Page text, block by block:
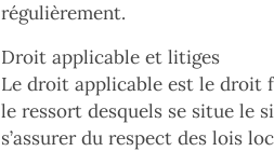
régulièrement.
Droit applicable et litiges
Le droit applicable est le droit
le ressort desquels se situe le
s’assurer du respect des lois